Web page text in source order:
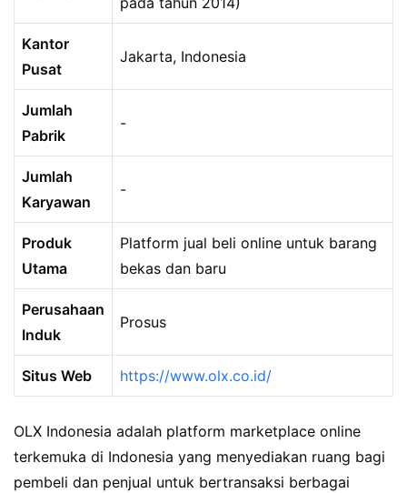
Kantor
Pusat
Jakarta, Indonesia
Jumlah
Pabrik
-
Jumlah
Karyawan
-
Produk
Utama
Platform jual beli online untuk barang
bekas dan baru
Perusahaan
Induk
Prosus
Situs Web https://www.olx.co.id/
OLX Indonesia adalah platform marketplace online
terkemuka di Indonesia yang menyediakan ruang bagi
pembeli dan penjual untuk bertransaksi berbagai